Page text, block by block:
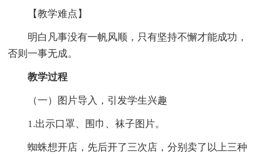
【教学难点】
明白凡事没有一帆风顺，只有坚持不懈才能成功，
否则一事无成。
教学过程
（一）图片导入，引发学生兴趣
1.出示口罩、围巾、袜子图片。
蜘蛛想开店，先后开了三次店，分别卖了以上三种